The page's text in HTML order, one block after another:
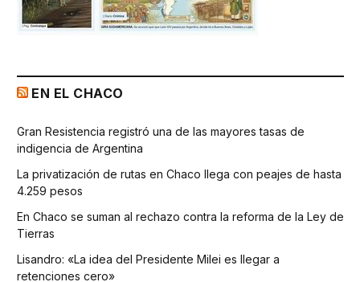
EN EL CHACO
Gran Resistencia registró una de las mayores tasas de
indigencia de Argentina
La privatización de rutas en Chaco llega con peajes de hasta
4.259 pesos
En Chaco se suman al rechazo contra la reforma de la Ley de
Tierras
Lisandro: «La idea del Presidente Milei es llegar a
retenciones cero»